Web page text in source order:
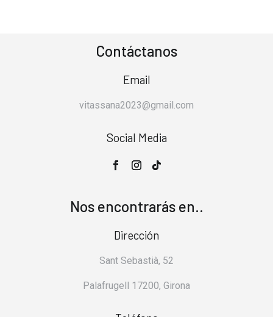
Contáctanos
Email
vitassana2023@gmail.com
Social Media
Nos encontrarás en..
Dirección
Sant Sebastià, 52
Palafrugell 17200, Girona